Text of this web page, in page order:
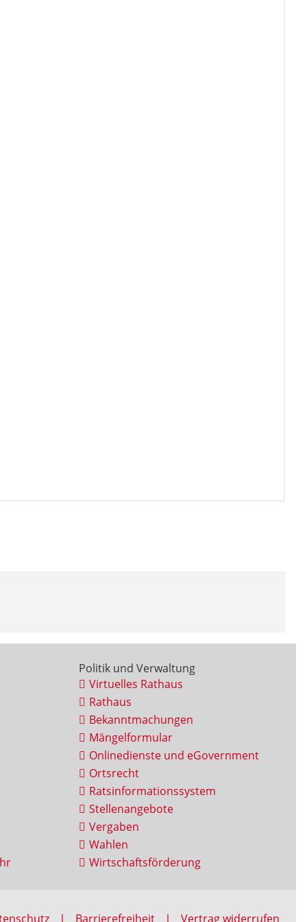
Politik und Verwaltung
Virtuelles Rathaus
Rathaus
Bekanntmachungen
Mängelformular
Onlinedienste und eGovernment
Ortsrecht
Ratsinformationssystem
Stellenangebote
Vergaben
Wahlen
Wirtschaftsförderung
Barrierefreiheit Vertrag widerrufen